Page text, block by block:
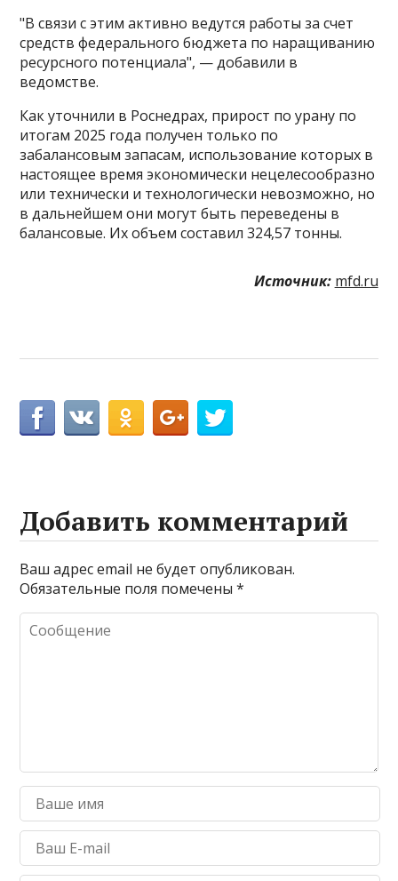
"В связи с этим активно ведутся работы за счет
средств федерального бюджета по наращиванию
ресурсного потенциала", — добавили в
ведомстве.
Как уточнили в Роснедрах, прирост по урану по
итогам 2025 года получен только по
забалансовым запасам, использование которых в
настоящее время экономически нецелесообразно
или технически и технологически невозможно, но
в дальнейшем они могут быть переведены в
балансовые. Их объем составил 324,57 тонны.
Источник: mfd.ru
Добавить комментарий
Ваш адрес email не будет опубликован.
Обязательные поля помечены*